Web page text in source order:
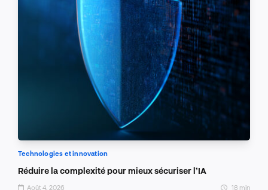
Technologies et innovation
Réduire la complexité pour mieux sécuriser l’IA
Août 4, 2026 18 min